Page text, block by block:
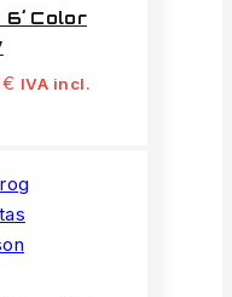
Color
€ IVA incl.